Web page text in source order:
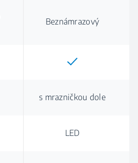
Beznámrazový
s mrazničkou dole
LED